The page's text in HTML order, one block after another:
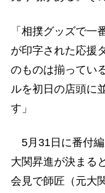
「相撲グッズで一
が印字された応援
のものは揃ってい
ルを初日の店頭に
す」
5月31日に番付
大関昇進が決まる
会見で師匠（元大